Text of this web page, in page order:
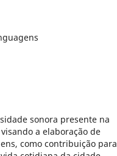
sonora presente na
a elaboração de
como contribuição para